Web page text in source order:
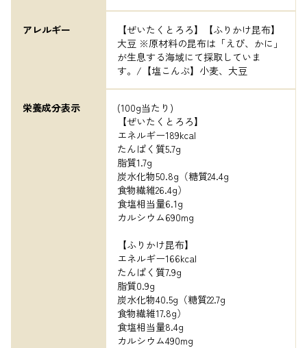
アレルギー
【ぜいたくとろろ】【ふりかけ昆布】
大豆 ※原材料の昆布は「えび、かに」
が生息する海域にて採取していま
す。/【塩こんぶ】小麦、大豆
栄養成分表示
(100g当たり)
【ぜいたくとろろ】
エネルギー189kcal
たんぱく質5.7g
脂質1.7g
炭水化物50.8g（糖質24.4g
食物繊維26.4g）
食塩相当量6.1g
カルシウム690mg
【ふりかけ昆布】
エネルギー166kcal
たんぱく質7.9g
脂質0.9g
炭水化物40.5g（糖質22.7g
食物繊維17.8g）
食塩相当量8.4g
カルシウム490mg